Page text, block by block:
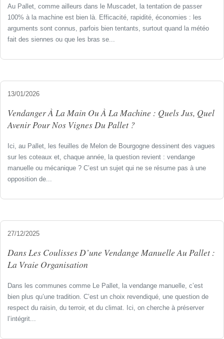
Au Pallet, comme ailleurs dans le Muscadet, la tentation de passer
100% à la machine est bien là. Efficacité, rapidité, économies : les
arguments sont connus, parfois bien tentants, surtout quand la météo
fait des siennes ou que les bras se...
13/01/2026
Vendanger À La Main Ou À La Machine : Quels Jus, Quel
Avenir Pour Nos Vignes Du Pallet ?
Ici, au Pallet, les feuilles de Melon de Bourgogne dessinent des vagues
sur les coteaux et, chaque année, la question revient : vendange
manuelle ou mécanique ? C’est un sujet qui ne se résume pas à une
opposition de...
27/12/2025
Dans Les Coulisses D’une Vendange Manuelle Au Pallet :
La Vraie Organisation
Dans les communes comme Le Pallet, la vendange manuelle, c’est
bien plus qu’une tradition. C’est un choix revendiqué, une question de
respect du raisin, du terroir, et du climat. Ici, on cherche à préserver
l’intégrit...